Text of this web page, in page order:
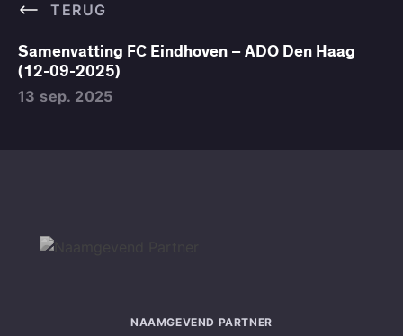
TERUG
Samenvatting FC Eindhoven – ADO Den Haag
(12-09-2025)
13 sep. 2025
NAAMGEVEND PARTNER